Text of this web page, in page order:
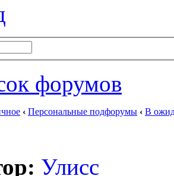
форумов
‹ Персональные подфорумы ‹ В
Улисс